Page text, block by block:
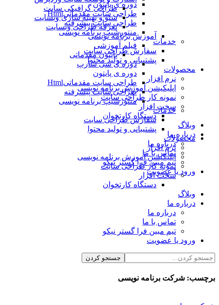
دوره ی پایتون
طراحی سایت مقدماتیHtml
طراحی سایت پیشرفته
منتورشیپ برنامه نویسی
خدمات
سفارش طراحی سایت
پشتیبانی و تولید محتوا
محصولات
نرم افزار
اپلیکیشن آموزش برنامه نویسی
نمونه کار طراحی سایت
سخت افزار
دستگاه کارتخوان
وبلاگ
درباره ما
درباره ما
تماس با ما
تیم مبین فرا گستر نیکو
ورود یا عضویت
طراحی گرافیکی سایت
سئو و بهینه سازی وبسایت
تعرفه طراحی وبسایت
آموزش برنامه نویسی
فیلم آموزشی
پایتون مقدماتی
دوره ی سی شارپ
دوره ی پایتون
طراحی سایت مقدماتیHtml
طراحی سایت پیشرفته
منتورشیپ برنامه نویسی
خدمات
سفارش طراحی سایت
پشتیبانی و تولید محتوا
محصولات
نرم افزار
اپلیکیشن آموزش برنامه نویسی
نمونه کار طراحی سایت
سخت افزار
دستگاه کارتخوان
وبلاگ
درباره ما
درباره ما
تماس با ما
تیم مبین فرا گستر نیکو
ورود یا عضویت
برچسب: شرکت برنامه نویسی